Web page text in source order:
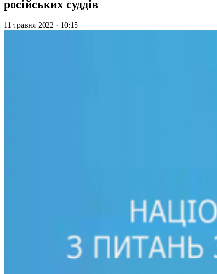
російських суддів
11 травня 2022 · 10:15